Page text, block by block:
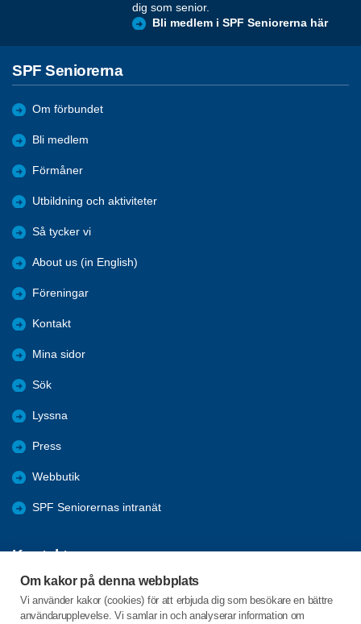
Om kakor på denna webbplats
Vi använder kakor (cookies) för att erbjuda dig som besökare en bättre
användarupplevelse. Vi samlar in och analyserar information om
dig som senior.
Bli medlem i SPF Seniorerna här
SPF Seniorerna
Om förbundet
Bli medlem
Förmåner
Utbildning och aktiviteter
Så tycker vi
About us (in English)
Föreningar
Kontakt
Mina sidor
Sök
Lyssna
Press
Webbutik
SPF Seniorernas intranät
Kontakta oss
Förbundets växel har öppet måndag - fredag, 09:00 - 15:00 med
stängt för lunch 12:00-13:00.